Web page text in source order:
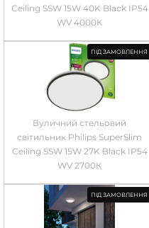
Ceiling SSW 15W 40K Black IP54
WV 4000К
ПІД ЗАМОВЛЕННЯ
Вуличний стельовий
світильник Philips SuperSlim
Ceiling SSW 15W 27K Black IP54
WV 2700К
ПІД ЗАМОВЛЕННЯ